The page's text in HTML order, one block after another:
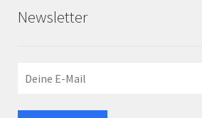
Newsletter